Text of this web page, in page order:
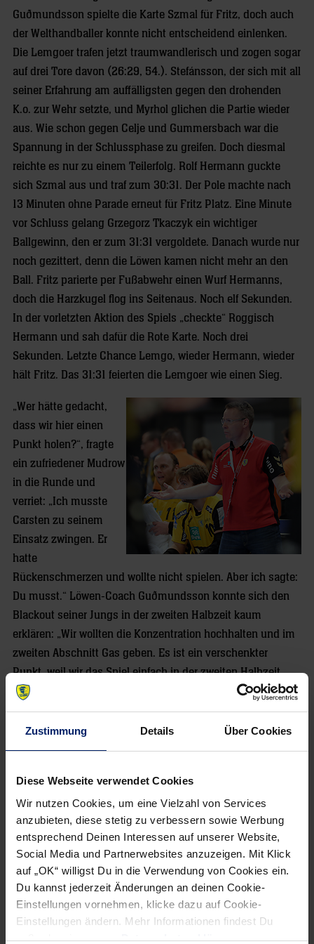
Zustimmung Details Über Cookies
Diese Webseite verwendet Cookies
Wir nutzen Cookies, um eine Vielzahl von Services
anzubieten, diese stetig zu verbessern sowie Werbung
entsprechend Deinen Interessen auf unserer Website,
Social Media und Partnerwebsites anzuzeigen. Mit Klick
auf „OK“ willigst Du in die Verwendung von Cookies ein.
Du kannst jederzeit Änderungen an deinen Cookie-
Einstellungen vornehmen, klicke dazu auf Cookie-
Einstellungen ändern. Mehr Informationen findest Du
außerdem in unsererDatenschutzerklärung.
Guðmundsson spielte die Karte Szmal für Fritz, doch auch
der Welthandballer konnte nicht entscheidend einlenken.
Die Lemgoer trafen jetzt traumwandlerisch und zogen sogar
auf drei Tore davon (26:29, 54.). Stefánsson, der sich mit all
seiner Erfahrung am auffälligsten gegen den drohenden
K.o. zur Wehr setzte, und Myrhol glichen die Partie wieder
aus. Wie schon gegen Celje und Gummersbach war die
Spannung in der Schlussphase zu greifen. Doch diesmal
reichte es nur zu einem Teilerfolg. Rolf Hermann guckte
sich Szmal aus und traf zum 30:31. Der Pole machte nach
13 Minuten ohne Parade erneut für Fritz Platz. Eine Minute
vor Schluss gelang Grzegorz Tkaczyk ein wichtiger
Ballgewinn, den er zum 31:31 vergoldete. Danach wurde nur
noch gezittert, denn die Löwen kamen nicht mehr an den
Ball. Fritz parierte per Fußabwehr einen Wurf Hermanns,
doch die Harzkugel flog ins Seitenaus. Noch elf Sekunden.
In der vorletzten Aktion des Spiels „checkte“ Roggisch
Hermann und sah dafür die Rote Karte. Noch drei
Sekunden. Letzte Chance Lemgo, wieder Hermann, wieder
hält Fritz. Das 31:31 feierten die Lemgoer wie einen Sieg.
„Wer hätte gedacht,
dass wir hier einen
Punkt holen?“, fragte
ein zufriedener Mudrow
in die Runde und
verriet: „Ich musste
Carsten zu seinem
Einsatz zwingen. Er
hatte
Rückenschmerzen und wollte nicht spielen. Aber ich sagte:
Du musst.“ Löwen-Coach Guðmundsson konnte sich den
Blackout seiner Jungs in der zweiten Halbzeit kaum
erklären: „Wir wollten die Konzentration hochhalten und im
zweiten Abschnitt Gas geben. Es ist ein verschenkter
Punkt, weil wir das Spiel einfach in der zweiten Halbzeit
nach Hause bringen müssen. Aber Lemgos Flügelspieler
haben allein 14 Tore erzielt. Wir haben gegen Celje und
Gummersbach schon russisches Roulette gespielt, heute
ist das nicht gut gegangen.“ Von einem klaren Punktverlust
Weihnachtsstimmung lassen wir uns jetzt deswegen nicht
verhageln“, sagte Löwen-Manager Thorsten Storm. „Aber
das Unentschieden schmerzt.“
Die Auslosung für das DHB-Pokal-Viertelfinale, das Anfang
März 2011 ausgetragen wird, bescherte den Löwen derweil
ein Heimspiel gegen die MT Melsungen. Die weiteren
Paarungen: Füchse Berlin – THW Kiel, Frisch Auf
Göppingen – SC Magdeburg und VfL Bad Schwartau – SG